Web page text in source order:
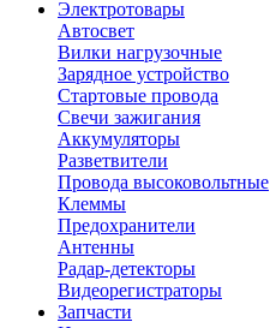
Электротовары
Автосвет
Вилки нагрузочные
Зарядное устройство
Стартовые провода
Свечи зажигания
Аккумуляторы
Разветвители
Провода высоковольтные
Клеммы
Предохранители
Антенны
Радар-детекторы
Видеорегистраторы
Запчасти